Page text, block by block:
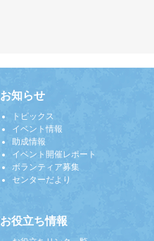
お知らせ
トピックス
イベント情報
助成情報
イベント開催レポート
ボランティア募集
センターだより
お役立ち情報